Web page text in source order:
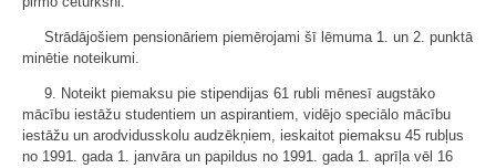
Strādājošiem pensionāriem piemērojami šī lēmuma 1. un 2. punktā
minētie noteikumi.
9. Noteikt piemaksu pie stipendijas 61 rubli mēnesī augstāko
mācību iestāžu studentiem un aspirantiem, vidējo speciālo mācību
iestāžu un arodvidusskolu audzēkņiem, ieskaitot piemaksu 45 rubļus
no 1991. gada 1. janvāra un papildus no 1991. gada 1. aprīļa vēl 16